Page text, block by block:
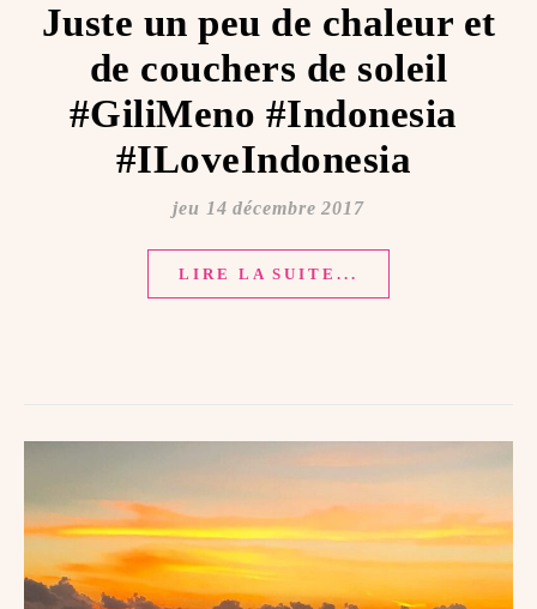
Juste un peu de chaleur et
de couchers de soleil
#GiliMeno #Indonesia ️
#ILoveIndonesia ️
jeu 14 décembre 2017
LIRE LA SUITE...